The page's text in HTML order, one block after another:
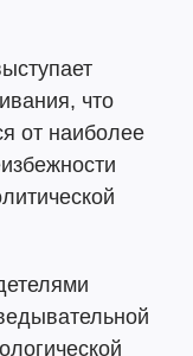
что
от наиболее